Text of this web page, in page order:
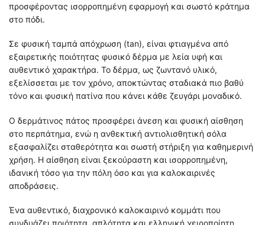
προσφέροντας ισορροπημένη εφαρμογή και σωστό κράτημα
στο πόδι.
Σε φυσική ταμπά απόχρωση (tan), είναι φτιαγμένα από
εξαιρετικής ποιότητας φυσικό δέρμα με λεία υφή και
αυθεντικό χαρακτήρα. Το δέρμα, ως ζωντανό υλικό,
εξελίσσεται με τον χρόνο, αποκτώντας σταδιακά πιο βαθύ
τόνο και φυσική πατίνα που κάνει κάθε ζευγάρι μοναδικό.
Ο δερμάτινος πάτος προσφέρει άνεση και φυσική αίσθηση
στο περπάτημα, ενώ η ανθεκτική αντιολισθητική σόλα
εξασφαλίζει σταθερότητα και σωστή στήριξη για καθημερινή
χρήση. Η αίσθηση είναι ξεκούραστη και ισορροπημένη,
ιδανική τόσο για την πόλη όσο και για καλοκαιρινές
αποδράσεις.
Ένα αυθεντικό, διαχρονικό καλοκαιρινό κομμάτι που